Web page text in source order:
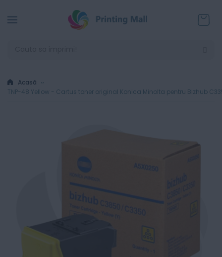
Acasă
TNP-48 Yellow - Cartus toner original Konica Minolta pentru Bizhub